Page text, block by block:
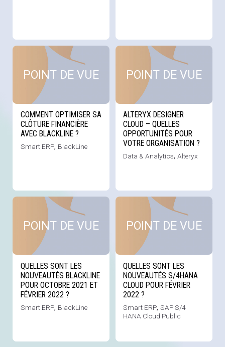
POINT DE VUE
COMMENT OPTIMISER SA
CLÔTURE FINANCIÈRE
AVEC BLACKLINE ?
Smart ERP, BlackLine
Voir cette news
POINT DE VUE
ALTERYX DESIGNER
CLOUD – QUELLES
OPPORTUNITÉS POUR
VOTRE ORGANISATION ?
Data & Analytics,Alteryx
POINT DE VUE
QUELLES SONT LES
NOUVEAUTÉS BLACKLINE
POUR OCTOBRE 2021 ET
FÉVRIER 2022 ?
Smart ERP, BlackLine
Voir cette news
POINT DE VUE
QUELLES SONT LES
NOUVEAUTÉS S/4HANA
CLOUD POUR FÉVRIER
2022 ?
Smart ERP,SAP S/4
HANA Cloud Public